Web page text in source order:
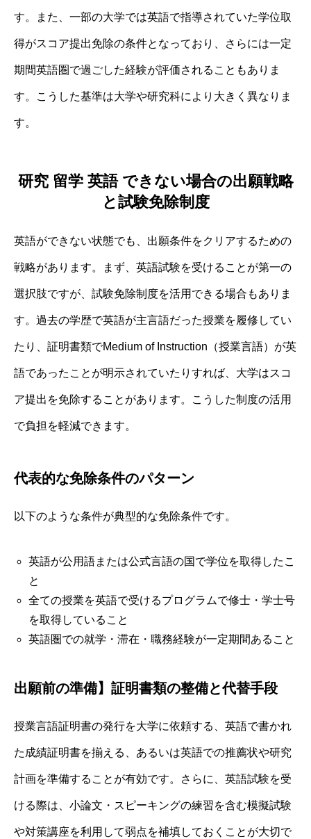
す。また、一部の大学では英語で指導されていた学位取
得がスコア提出免除の条件となっており、さらには一定
期間英語圏で過ごした経験が評価されることもありま
す。こうした基準は大学や研究科により大きく異なりま
す。
研究 留学 英語 できない場合の出願戦略
と試験免除制度
英語ができない状態でも、出願条件をクリアするための
戦略があります。まず、英語試験を受けることが第一の
選択肢ですが、試験免除制度を活用できる場合もありま
す。過去の学歴で英語が主言語だった授業を履修してい
たり、証明書類でMedium of Instruction（授業言語）が英
語であったことが明示されていたりすれば、大学はスコ
ア提出を免除することがあります。こうした制度の活用
で負担を軽減できます。
代表的な免除条件のパターン
以下のような条件が典型的な免除条件です。
英語が公用語または公式言語の国で学位を取得したこ
と
全ての授業を英語で受けるプログラムで修士・学士号
を取得していること
英語圏での就学・滞在・職務経験が一定期間あること
出願前の準備】証明書類の整備と代替手段
授業言語証明書の発行を大学に依頼する、英語で書かれ
た成績証明書を揃える、あるいは英語での推薦状や研究
計画を準備することが有効です。さらに、英語試験を受
ける際は、小論文・スピーキングの練習を含む模擬試験
や対策講座を利用して弱点を補填しておくことが大切で